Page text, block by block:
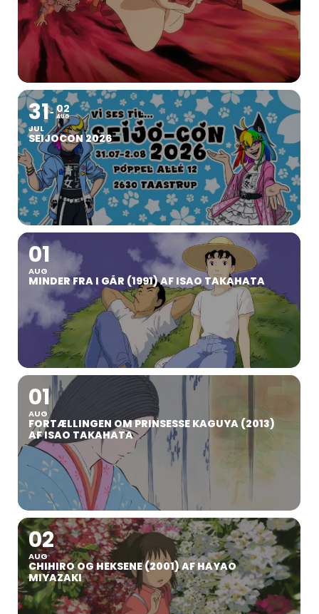
31
JUL
02
AUG
SEIJOCON 2026
01
AUG
MINDER FRA I GÅR (1991) AF ISAO TAKAHATA
01
AUG
FORTÆLLINGEN OM PRINSESSE KAGUYA (2013)
AF ISAO TAKAHATA
02
AUG
CHIHIRO OG HEKSENE (2001) AF HAYAO
MIYAZAKI